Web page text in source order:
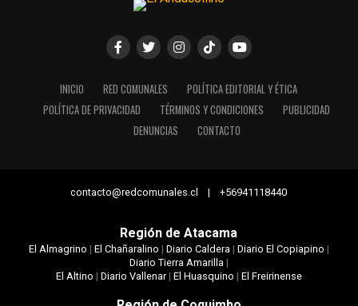
INICIO RED COMUNALES
POLÍTICA EDITORIAL Y ÉTICA
POLÍTICA DE PRIVACIDAD
TÉRMINOS Y CONDICIONES
PUBLICIDAD
DENUNCIAS
CONTACTO
contacto@redcomunales.cl | +56941118440
Región de Atacama
El Almagrino | El Chañaralino | Diario Caldera| Diario El Copiapino |
Diario Tierra Amarilla|
El Altino | Diario Vallenar| El Huasquino | El Freirinense